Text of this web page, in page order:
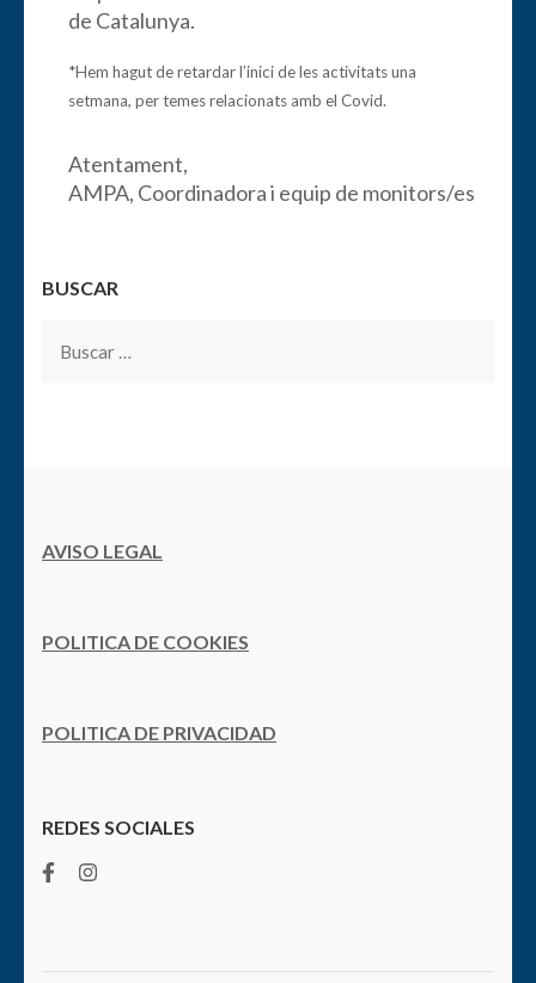
de Catalunya.
*Hem hagut de retardar l’inici de les activitats una
setmana, per temes relacionats amb el Covid.
Atentament,
AMPA, Coordinadora i equip de monitors/es
BUSCAR
Buscar:
AVISO LEGAL
POLITICA DE COOKIES
POLITICA DE PRIVACIDAD
REDES SOCIALES